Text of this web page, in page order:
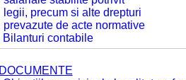
legii, precum si alte drepturi
prevazute de acte normative
Bilanturi contabile